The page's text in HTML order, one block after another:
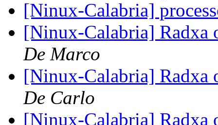
[Ninux-Calabria]
[Ninux-Calabria]
De Marco
[Ninux-Calabria]
De Carlo
[Ninux-Calabria]